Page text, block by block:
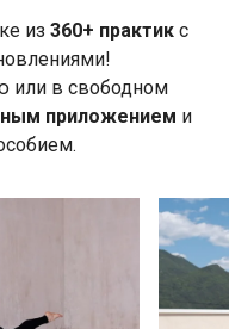
из 360+ практик с
или в свободном
приложением и